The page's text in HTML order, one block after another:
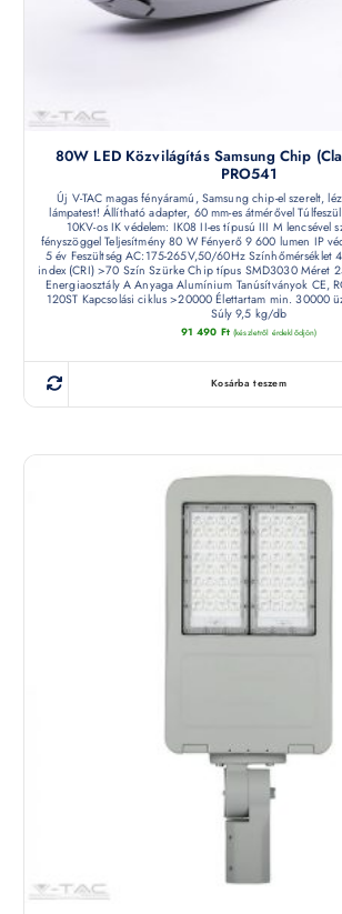
80W LED Közvilágítás Samsung Chip
PRO541
Új V-TAC magas fényáramú, Samsung chip-el szerelt,
lámpatest! Állítható adapter, 60 mm-es átmérővel
10KV-os IK védelem: IK08 II-es típusú III M lencsével
fényszöggel Teljesítmény 80 W Fényerő 9 600 lumen IP
5 év Feszültség AC:175-265V,50/60Hz Színhőmérséklet
index (CRI) >70 Szín Szürke Chip típus SMD3030 Méret
Energiaosztály A Anyaga Alumínium Tanúsítványok CE,
120ST Kapcsolási ciklus >20000 Élettartam min. 30000
Súly 9,5 kg/db
91 490 Ft (készletről érdeklődjön)
Kosárba teszem